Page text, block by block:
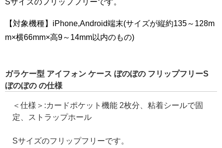
【対象機種】iPhone,Android端末(サイズが縦約135～128m
m×横66mm×高9～14mm以内のもの)
ガラケー型 アイフォン ケース ぼのぼの フリップフリーS
ぼのぼの の仕様
＜仕様＞:カードポケット機能 2枚分、粘着シールで固
定、ストラップホール
Sサイズのフリップフリーです。